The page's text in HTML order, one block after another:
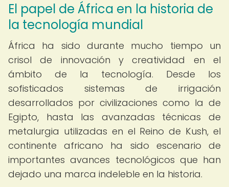
El papel de África en la historia de
la tecnología mundial
África ha sido durante mucho tiempo un
crisol de innovación y creatividad en el
ámbito de la tecnología. Desde los
sofisticados sistemas de irrigación
desarrollados por civilizaciones como la de
Egipto, hasta las avanzadas técnicas de
metalurgia utilizadas en el Reino de Kush, el
continente africano ha sido escenario de
importantes avances tecnológicos que han
dejado una marca indeleble en la historia.